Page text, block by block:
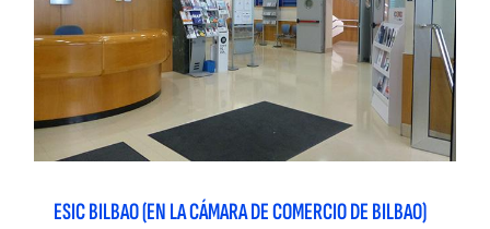
ESIC BILBAO (EN LA CÁMARA DE COMERCIO DE BILBAO)